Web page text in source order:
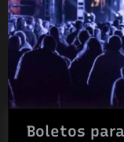
Boletos